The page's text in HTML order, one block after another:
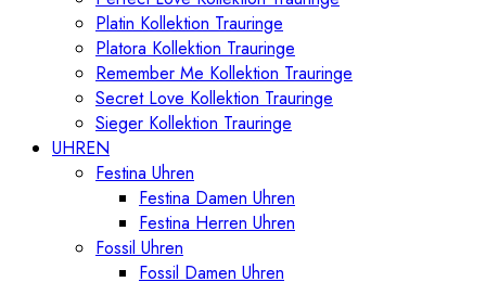
Platin Kollektion Trauringe
Platora Kollektion Trauringe
Remember Me Kollektion Trauringe
Secret Love Kollektion Trauringe
Sieger Kollektion Trauringe
UHREN
Festina Uhren
Festina Damen Uhren
Festina Herren Uhren
Fossil Uhren
Fossil Damen Uhren